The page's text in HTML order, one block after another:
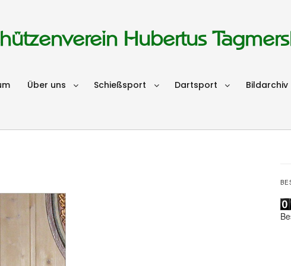
Hubertus
Über uns Schießsport Dartsport Bildarchiv